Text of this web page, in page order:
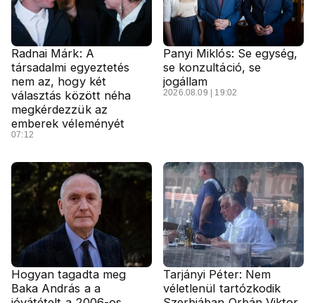
Radnai Márk: A
társadalmi egyeztetés
nem az, hogy két
választás között néha
megkérdezzük az
emberek véleményét
07:12
Panyi Miklós: Se egység,
se konzultáció, se
jogállam
2026.08.09 | 19:02
Hogyan tagadta meg
Baka András a a
Tarjányi Péter: Nem
véletlenül tartózkodik